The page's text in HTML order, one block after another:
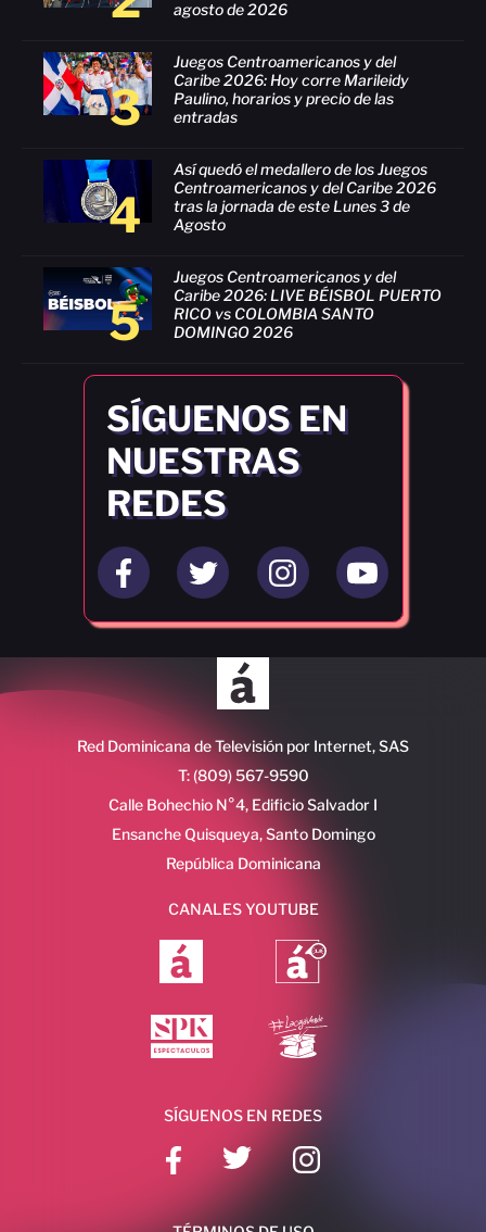
agosto de 2026
3
Juegos Centroamericanos y del
Caribe 2026: Hoy corre Marileidy
Paulino, horarios y precio de las
entradas
4
Así quedó el medallero de los Juegos
Centroamericanos y del Caribe 2026
tras la jornada de este Lunes 3 de
Agosto
5
Juegos Centroamericanos y del
Caribe 2026: LIVE BÉISBOL PUERTO
RICO vs COLOMBIA SANTO
DOMINGO 2026
SÍGUENOS EN
NUESTRAS
REDES
Red Dominicana de Televisión por Internet, SAS
T: (809) 567-9590
Calle Bohechio N°4, Edificio Salvador I
Ensanche Quisqueya, Santo Domingo
República Dominicana
CANALES YOUTUBE
SÍGUENOS EN REDES